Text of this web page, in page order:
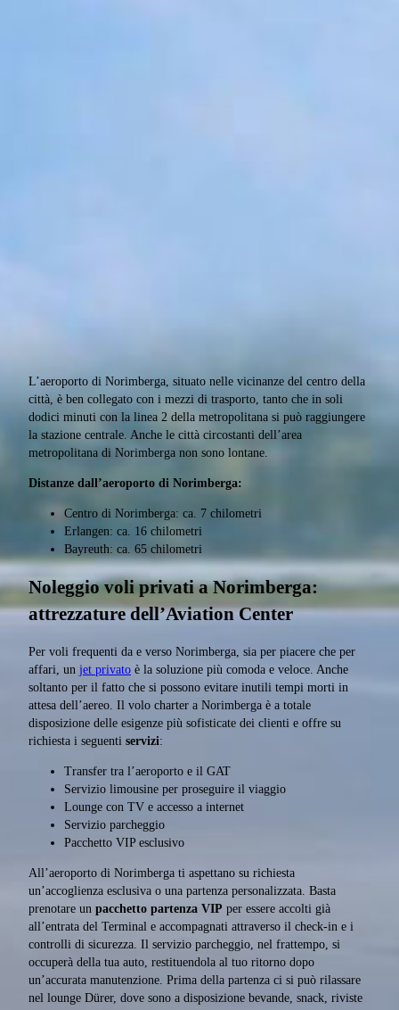
L’aeroporto di Norimberga, situato nelle vicinanze del centro della
città, è ben collegato con i mezzi di trasporto, tanto che in soli
dodici minuti con la linea 2 della metropolitana si può raggiungere
la stazione centrale. Anche le città circostanti dell’area
metropolitana di Norimberga non sono lontane.
Distanze dall’aeroporto di Norimberga:
Centro di Norimberga: ca. 7 chilometri
Erlangen: ca. 16 chilometri
Bayreuth: ca. 65 chilometri
Noleggio voli privati a Norimberga:
attrezzature dell’Aviation Center
Per voli frequenti da e verso Norimberga, sia per piacere che per
affari, un jet privato è la soluzione più comoda e veloce. Anche
soltanto per il fatto che si possono evitare inutili tempi morti in
attesa dell’aereo. Il volo charter a Norimberga è a totale
disposizione delle esigenze più sofisticate dei clienti e offre su
richiesta i seguenti servizi:
Transfer tra l’aeroporto e il GAT
Servizio limousine per proseguire il viaggio
Lounge con TV e accesso a internet
Servizio parcheggio
Pacchetto VIP esclusivo
All’aeroporto di Norimberga ti aspettano su richiesta
un’accoglienza esclusiva o una partenza personalizzata. Basta
prenotare un pacchetto partenza VIP per essere accolti già
all’entrata del Terminal e accompagnati attraverso il check-in e i
controlli di sicurezza. Il servizio parcheggio, nel frattempo, si
occuperà della tua auto, restituendola al tuo ritorno dopo
un’accurata manutenzione. Prima della partenza ci si può rilassare
nel lounge Dürer, dove sono a disposizione bevande, snack, riviste